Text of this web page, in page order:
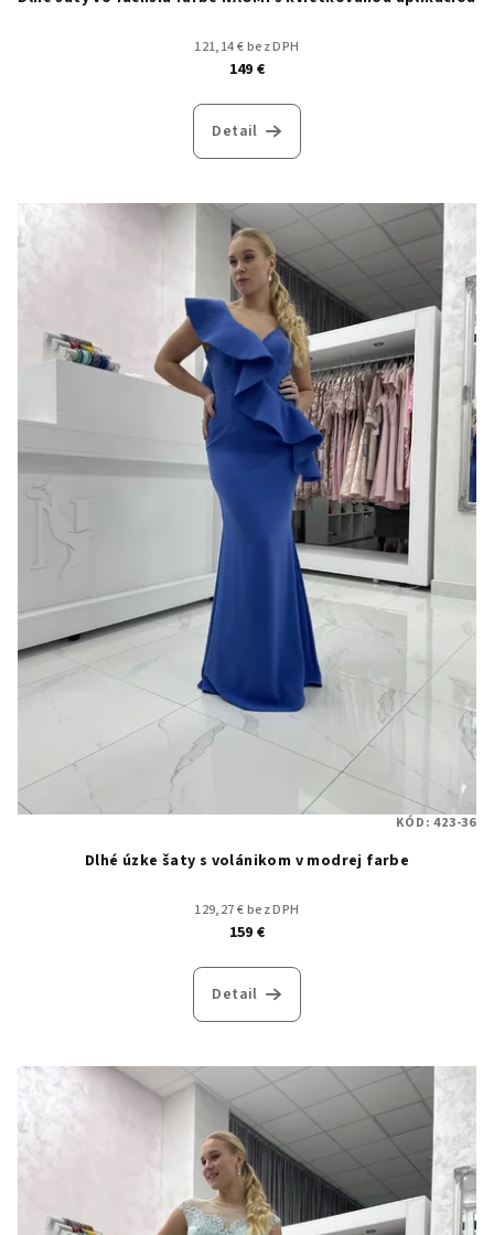
121,14 € bez DPH
149 €
Detail
Dlhé úzke šaty s volánikom v modrej farbe
129,27 € bez DPH
159 €
Detail
KÓD:423-36